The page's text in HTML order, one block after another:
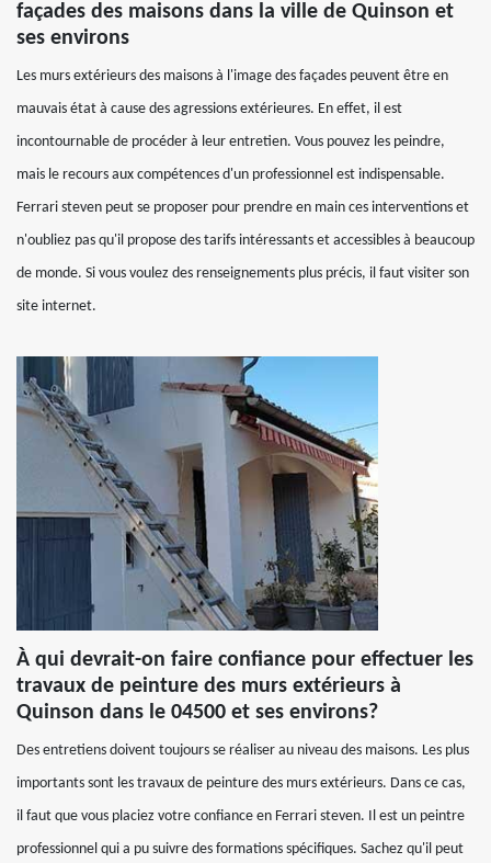
façades des maisons dans la ville de Quinson et
ses environs
Les murs extérieurs des maisons à l'image des façades peuvent être en
mauvais état à cause des agressions extérieures. En effet, il est
incontournable de procéder à leur entretien. Vous pouvez les peindre,
mais le recours aux compétences d'un professionnel est indispensable.
Ferrari steven peut se proposer pour prendre en main ces interventions et
n'oubliez pas qu'il propose des tarifs intéressants et accessibles à beaucoup
de monde. Si vous voulez des renseignements plus précis, il faut visiter son
site internet.
À qui devrait-on faire confiance pour effectuer les
travaux de peinture des murs extérieurs à
Quinson dans le 04500 et ses environs?
Des entretiens doivent toujours se réaliser au niveau des maisons. Les plus
importants sont les travaux de peinture des murs extérieurs. Dans ce cas,
il faut que vous placiez votre confiance en Ferrari steven. Il est un peintre
professionnel qui a pu suivre des formations spécifiques. Sachez qu'il peut